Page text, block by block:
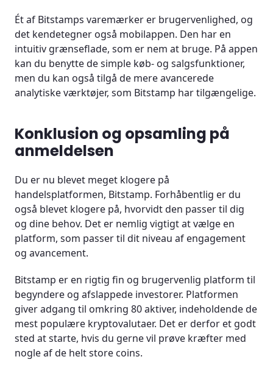
Ét af Bitstamps varemærker er brugervenlighed, og
det kendetegner også mobilappen. Den har en
intuitiv grænseflade, som er nem at bruge. På appen
kan du benytte de simple køb- og salgsfunktioner,
men du kan også tilgå de mere avancerede
analytiske værktøjer, som Bitstamp har tilgængelige.
Konklusion og opsamling på
anmeldelsen
Du er nu blevet meget klogere på
handelsplatformen, Bitstamp. Forhåbentlig er du
også blevet klogere på, hvorvidt den passer til dig
og dine behov. Det er nemlig vigtigt at vælge en
platform, som passer til dit niveau af engagement
og avancement.
Bitstamp er en rigtig fin og brugervenlig platform til
begyndere og afslappede investorer. Platformen
giver adgang til omkring 80 aktiver, indeholdende de
mest populære kryptovalutaer. Det er derfor et godt
sted at starte, hvis du gerne vil prøve kræfter med
nogle af de helt store coins.